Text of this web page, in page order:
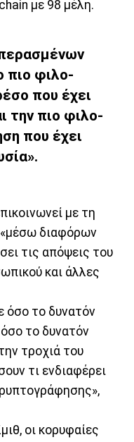
με 98 μέλη.
πιο φιλο-
που έχει
την πιο φιλο-
που έχει
με τη
διαφόρων
τις απόψεις του
και άλλες
όσο το δυνατόν
το δυνατόν
τροχιά του
τι ενδιαφέρει
οι κορυφαίες